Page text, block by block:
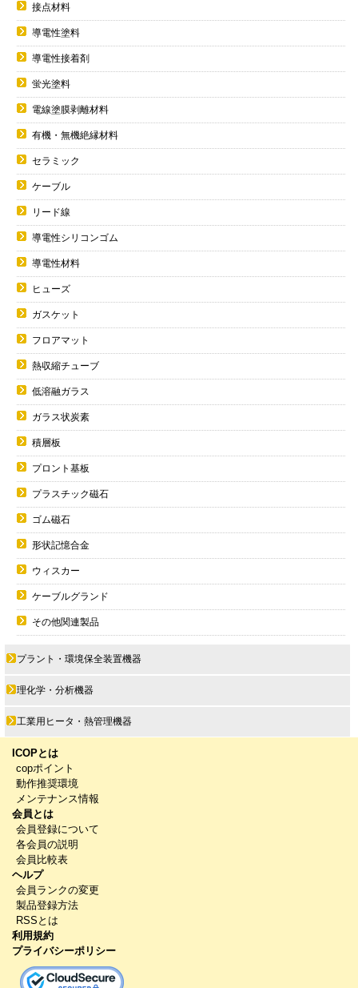
接点材料
導電性塗料
導電性接着剤
蛍光塗料
電線塗膜剥離材料
有機・無機絶縁材料
セラミック
ケーブル
リード線
導電性シリコンゴム
導電性材料
ヒューズ
ガスケット
フロアマット
熱収縮チューブ
低溶融ガラス
ガラス状炭素
積層板
プロント基板
プラスチック磁石
ゴム磁石
形状記憶合金
ウィスカー
ケーブルグランド
その他関連製品
プラント・環境保全装置機器
理化学・分析機器
工業用ヒータ・熱管理機器
ICOPとは
copポイント
動作推奨環境
メンテナンス情報
会員とは
会員登録について
各会員の説明
会員比較表
ヘルプ
会員ランクの変更
製品登録方法
RSSとは
利用規約
プライバシーポリシー